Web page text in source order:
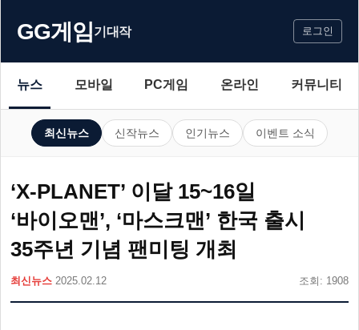
GG게임기대작 로그인
뉴스 모바일 PC게임 온라인 커뮤니티
최신뉴스 신작뉴스 인기뉴스 이벤트 소식
‘X-PLANET’ 이달 15~16일
‘바이오맨’, ‘마스크맨’ 한국 출시
35주년 기념 팬미팅 개최
최신뉴스 2025.02.12 조회: 1908